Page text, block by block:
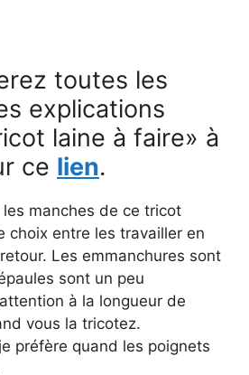
toutes les
explications
laine à faire» à
ce lien.
manches de ce tricot
choix entre les travailler en
Les emmanchures sont
sont un peu
à la longueur de
vous la tricotez.
préfère quand les poignets